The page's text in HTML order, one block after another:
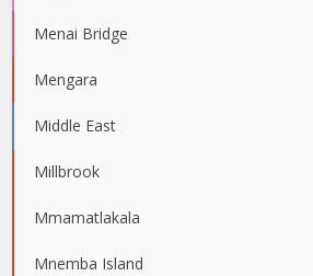
Menai Bridge
Mengara
Middle East
Millbrook
Mmamatlakala
Mnemba Island